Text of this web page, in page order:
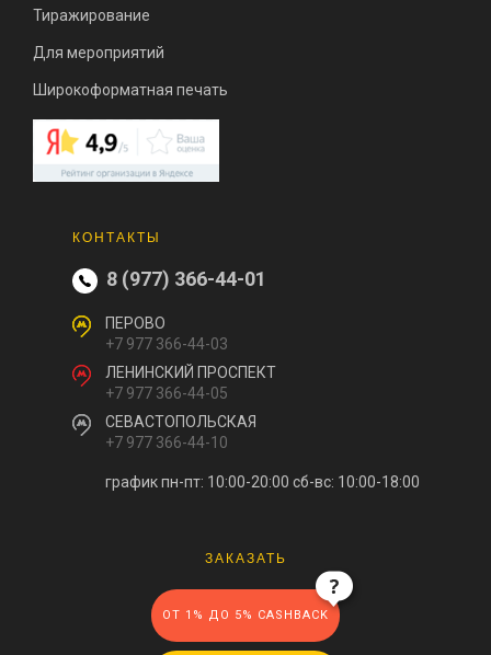
Тиражирование
Для мероприятий
Широкоформатная печать
КОНТАКТЫ
8 (977) 366-44-01
ПЕРОВО
+7 977 366-44-03
ЛЕНИНСКИЙ ПРОСПЕКТ
+7 977 366-44-05
СЕВАСТОПОЛЬСКАЯ
+7 977 366-44-10
график пн-пт: 10:00-20:00 сб-вс: 10:00-18:00
ЗАКАЗАТЬ
ОТ 1% ДО 5% CASHBACK